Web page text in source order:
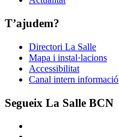
T’ajudem?
Directori La Salle
Mapa i instal·lacions
Accessibilitat
Canal intern informació
Segueix La Salle BCN